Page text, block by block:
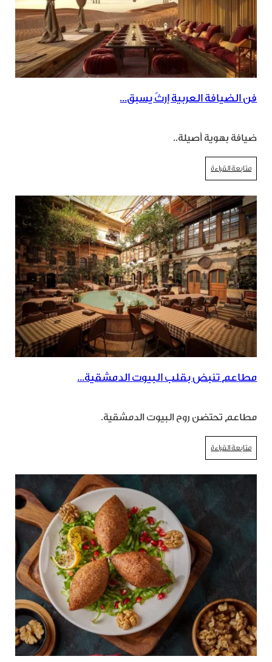
فن الضيافة العربية إرثٌ يسبق...
ضيافة بهوية أصيلة..
متابعة القراءة
مطاعم تنبض بقلب البيوت الدمشقية...
مطاعم تحتضن روح البيوت الدمشقية.
متابعة القراءة